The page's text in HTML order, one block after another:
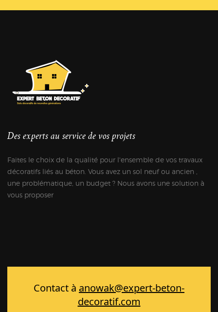
Des experts au service de vos projets
Faites le choix de la qualité pour l'ensemble de vos travaux
décoratifs liés au béton. Vous avez un sol neuf ou ancien ,
une problématique, un budget ? Nous avons une solution à
vous proposer